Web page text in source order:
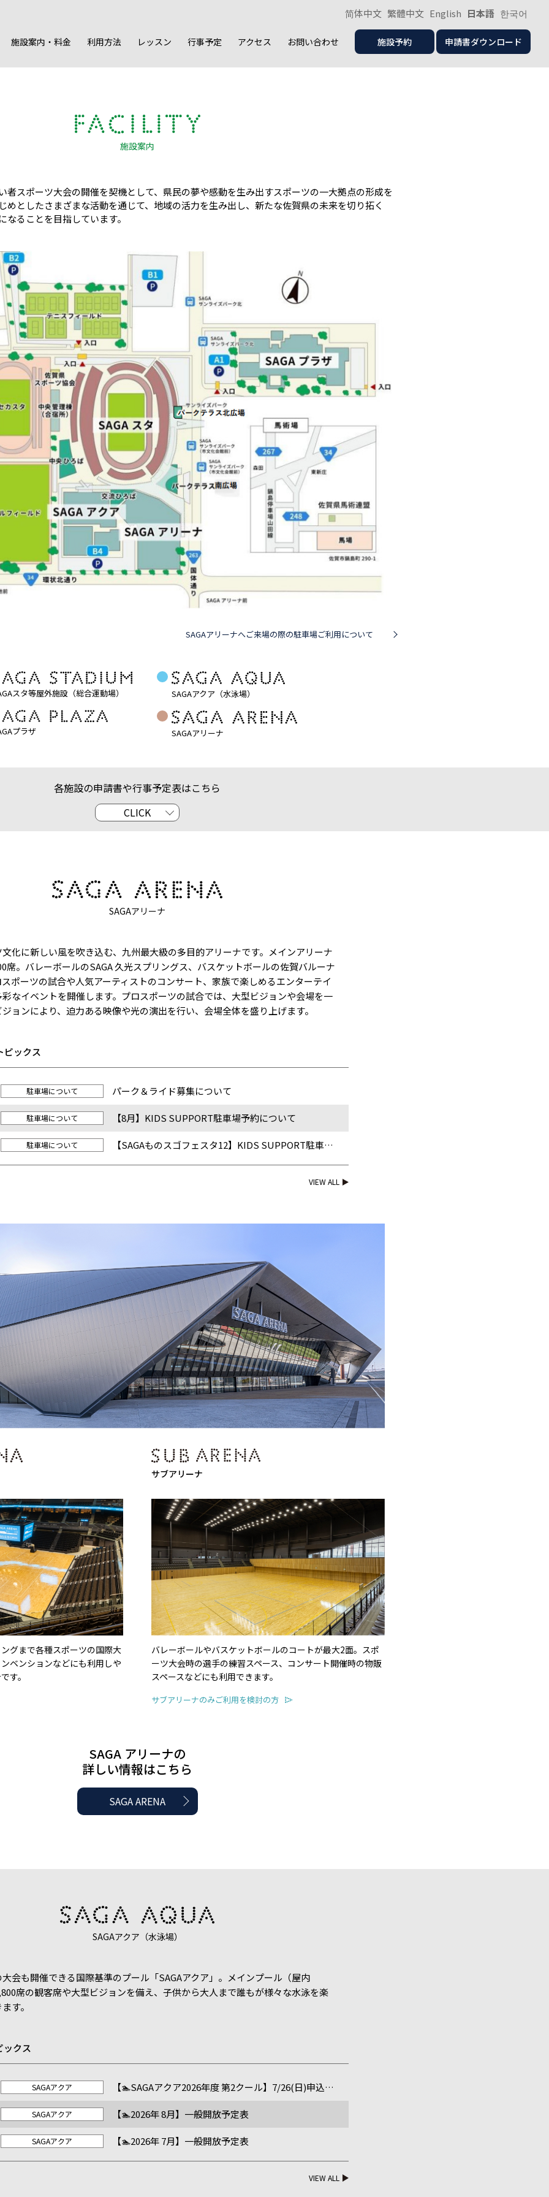
简体中文 繁體中文 English 日本語 한국어
施設案内・料金 利用方法 レッスン 行事予定 アクセス お問い合わせ 施設予約 申請書ダウンロード
施設案内
者スポーツ大会の開催を契機として、県民の夢や感動を生み出すスポーツの一大拠点の形成を
めとしたさまざまな活動を通じて、地域の活力を生み出し、新たな佐賀県の未来を切り拓く
ることを目指しています。
SAGAアリーナへご来場の際の駐車場ご利用について
スタ等屋外施設（総合運動場）
プラザ
SAGAアクア（水泳場）
SAGAアリーナ
各施設の申請書や行事予定表はこちら
CLICK
SAGAアリーナ
化に新しい風を吹き込む、九州最大級の多目的アリーナです。メインアリーナ
席。バレーボールのSAGA 久光スプリングス、バスケットボールの佐賀バルーナ
ポーツの試合や人気アーティストのコンサート、家族で楽しめるエンターテイ
なイベントを開催します。プロスポーツの試合では、大型ビジョンや会場を一
ョンにより、迫力ある映像や光の演出を行い、会場全体を盛り上げます。
ピックス
駐車場について パーク＆ライド募集について
駐車場について 【8月】KIDS SUPPORT駐車場予約について
駐車場について
【SAGAものスゴフェスタ12】KIDS SUPPORT駐車場
VIEW ALL
グまで各種スポーツの国際大
ベンションなどにも利用しや
す。
サブアリーナ
バレーボールやバスケットボールのコートが最大2面。スポ
ーツ大会時の選手の練習スペース、コンサート開催時の物販
スペースなどにも利用できます。
サブアリーナのみご利用を検討の方
SAGA アリーナの
詳しい情報はこちら
SAGA ARENA
SAGAアクア（水泳場）
会も開催できる国際基準のプール「SAGAアクア」。メインプール（屋内
席の観客席や大型ビジョンを備え、子供から大人まで誰もが様々な水泳を楽
す。
クス
SAGAアクア
【🏊SAGAアクア2026年度 第2クール】7/26(日)申込締
SAGAアクア 【🏊2026年 8月】一般開放予定表
SAGAアクア 【🏊2026年 7月】一般開放予定表
VIEW ALL